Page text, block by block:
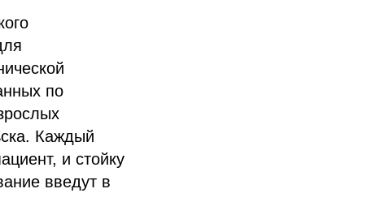
по
Каждый
и стойку
введут в